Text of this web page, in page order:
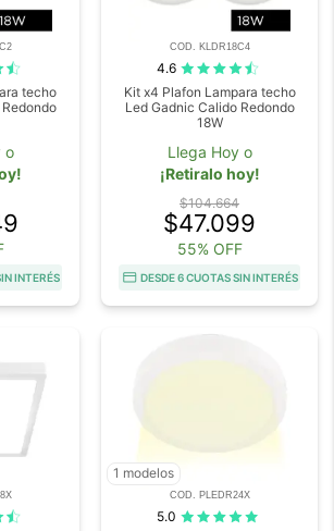
techo
o
INTERÉS
COD. KLDR18C4
4.6
Kit x4 Plafon Lampara techo
Led Gadnic Calido Redondo
18W
Llega Hoy o
¡Retiralo hoy!
$104.664
$47.099
55% OFF
DESDE 6 CUOTAS SIN INTERÉS
1 modelos
COD. PLEDR24X
5.0